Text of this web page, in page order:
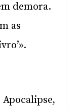
demora.
as